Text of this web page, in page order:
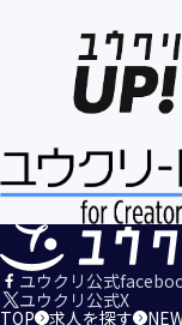
１．当社のサー
２．当社のサー
備のため
３．当社のサー
４．当社のサー
５．当社、その他
積、改善、研究開
６．当社がおす
信・送付するため
７．当社とお客様
８．当社のサービ
「規約等」といい
ユウクリ公式
ユウクリ公式X
TOP 求人を探す